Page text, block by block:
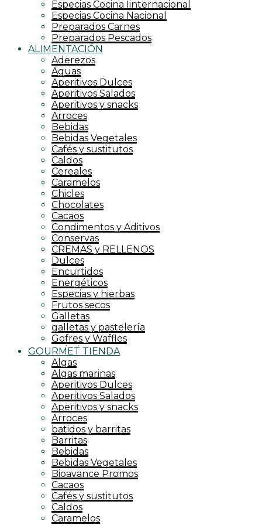
Especias Cocina Iinternacional
Especias Cocina Nacional
Preparados Carnes
Preparados Pescados
ALIMENTACIÓN
Aderezos
Aguas
Aperitivos Dulces
Aperitivos Salados
Aperitivos y snacks
Arroces
Bebidas
Bebidas Vegetales
Cafés y sustitutos
Caldos
Cereales
Caramelos
Chicles
Chocolates
Cacaos
Condimentos y Aditivos
Conservas
CREMAS y RELLENOS
Dulces
Encurtidos
Energéticos
Especias y hierbas
Frutos secos
Galletas
galletas y pastelería
Gofres y Waffles
Golosinas
grandes formatos
Harinas
Endulzantes
Kombucha
krunchys
Lácteos
Jaleas
Latas y conservas
leche y quesos
Legumbres
Mermeladas
Mieles
Misos
Mueslis
Jugos y superjugos
GOURMET TIENDA
Algas
Algas marinas
Aperitivos Dulces
Aperitivos Salados
Aperitivos y snacks
Arroces
batidos y barritas
Barritas
Bebidas
Bebidas Vegetales
Bioavance Promos
Cacaos
Cafés y sustitutos
Caldos
Caramelos